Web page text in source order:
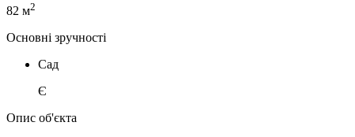
82 м2
Основні зручності
Сад
Є
Опис об'єкта